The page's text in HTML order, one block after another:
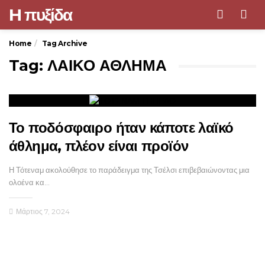
H πυξίδα
Home Tag Archive
Tag: ΛΑΙΚΟ ΑΘΛΗΜΑ
Το ποδόσφαιρο ήταν κάποτε λαϊκό
άθλημα, πλέον είναι προϊόν
Η Τότεναμ ακολούθησε το παράδειγμα της Τσέλσι επιβεβαιώνοντας μια
ολοένα κα…
Μάρτιος 7, 2024